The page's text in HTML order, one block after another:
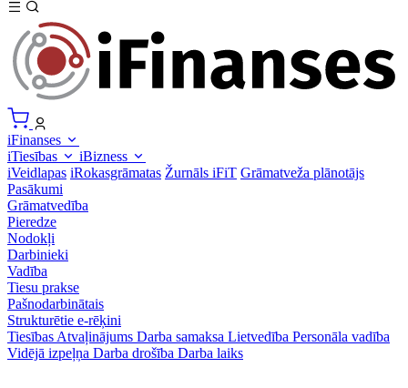
iFinanses
iTiesības
iBizness
iVeidlapas iRokasgrāmatas Žurnāls iFiT Grāmatveža plānotājs
Pasākumi
Grāmatvedība
Pieredze
Nodokļi
Darbinieki
Vadība
Tiesu prakse
Pašnodarbinātais
Strukturētie e-rēķini
Tiesības Atvaļinājums Darba samaksa Lietvedība Personāla vadība
Vidējā izpeļņa Darba drošība Darba laiks